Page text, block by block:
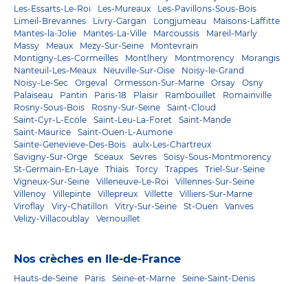
Les-Essarts-Le-Roi
Les-Mureaux
Les-Pavillons-Sous-Bois
Limeil-Brevannes
Livry-Gargan Longjumeau
Maisons-Laffitte
Mantes-la-Jolie
Mantes-La-Ville Marcoussis
Mareil-Marly
Massy
Meaux Mezy-Sur-Seine
Montevrain
Montigny-Les-Cormeilles
Montlhery Montmorency
Morangis
Nanteuil-Les-Meaux
Neuville-Sur-Oise
Noisy-le-Grand
Noisy-Le-Sec
Orgeval Ormesson-Sur-Marne Orsay
Osny
Palaiseau
Pantin Paris-18 Plaisir Rambouillet
Romainville
Rosny-Sous-Bois
Rosny-Sur-Seine
Saint-Cloud
Saint-Cyr-L-Ecole
Saint-Leu-La-Foret
Saint-Mande
Saint-Maurice
Saint-Ouen-L-Aumone
Sainte-Genevieve-Des-Bois
aulx-Les-Chartreux
Savigny-Sur-Orge
Sceaux Sevres
Soisy-Sous-Montmorency
St-Germain-En-Laye
Thiais Torcy Trappes
Triel-Sur-Seine
Vigneux-Sur-Seine
Villeneuve-Le-Roi
Villennes-Sur-Seine
Villenoy
Villepinte Villepreux Villette
Villiers-Sur-Marne
Viroflay
Viry-Chatillon Vitry-Sur-Seine St-Ouen
Vanves
Velizy-Villacoublay
Vernouillet
Nos crèches en Ile-de-France
Hauts-de-Seine Paris Seine-et-Marne
Seine-Saint-Denis